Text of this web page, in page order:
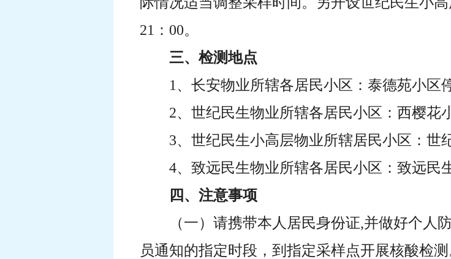
21：00。
三、检测地点
1、长安物业所辖各居民小区：泰德苑小区
2、世纪民生物业所辖各居民小区：西樱花
3、世纪民生小高层物业所辖居民小区：世
4、致远民生物业所辖各居民小区：致远民
四、注意事项
（一）请携带本人居民身份证,并做好个人
员通知的指定时段，到指定采样点开展核酸检